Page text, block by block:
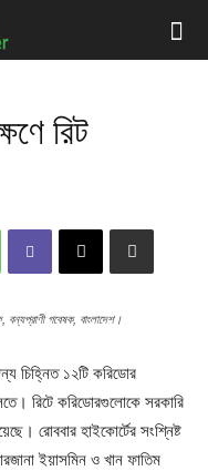
রিট
গবেষক, বাংলাদেশ।
চিহ্নিত ১২টি করিডোর
রিটে করিডোরগুলোকে সরকারি
রোববার হাইকোর্টের সংশ্নিষ্ট
ইয়াসমিন ও খান ফাতিম